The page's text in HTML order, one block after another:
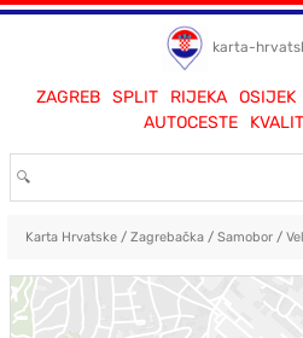
karta-
ZAGREB SPLIT RIJEKA OSIJEK
AUTOCESTE
Karta Hrvatske/ Zagrebačka/ Samobor/